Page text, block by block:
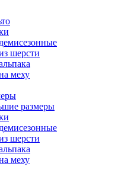
шерсти
меху
размеры
шерсти
меху